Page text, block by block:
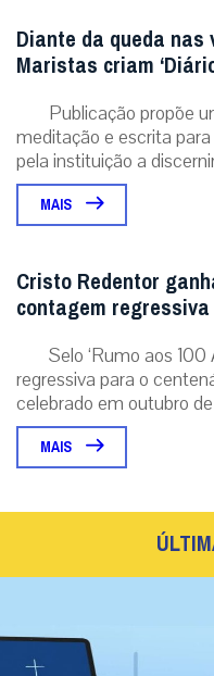
Diante da queda
Maristas criam
Publicação propõe
meditação e escrita
pela instituição a
MAIS
Cristo Redentor
contagem
Selo ‘Rumo aos
regressiva para o
celebrado em outubro
MAIS